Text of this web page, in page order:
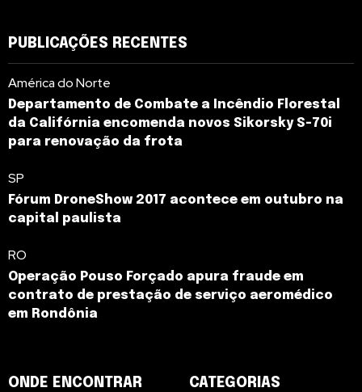
PUBLICAÇÕES RECENTES
América do Norte
Departamento de Combate a Incêndio Florestal
da Califórnia encomenda novos Sikorsky S-70i
para renovação da frota
SP
Fórum DroneShow 2017 acontece em outubro na
capital paulista
RO
Operação Pouso Forçado apura fraude em
contrato de prestação de serviço aeromédico
em Rondônia
ONDE ENCONTRAR CATEGORIAS